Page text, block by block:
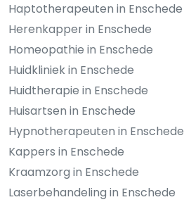
Haptotherapeuten in Enschede
Herenkapper in Enschede
Homeopathie in Enschede
Huidkliniek in Enschede
Huidtherapie in Enschede
Huisartsen in Enschede
Hypnotherapeuten in Enschede
Kappers in Enschede
Kraamzorg in Enschede
Laserbehandeling in Enschede